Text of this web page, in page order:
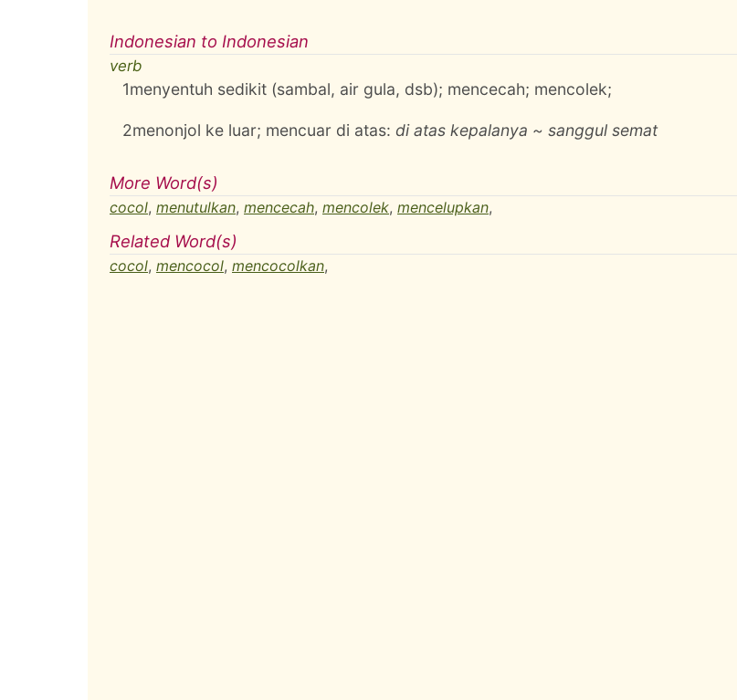
Indonesian to Indonesian
verb
1menyentuh sedikit (sambal, air gula, dsb); mencecah; mencolek;
2menonjol ke luar; mencuar di atas:di atas kepalanya ~ sanggul semat
More Word(s)
cocol, menutulkan, mencecah, mencolek, mencelupkan,
Related Word(s)
cocol, mencocol, mencocolkan,